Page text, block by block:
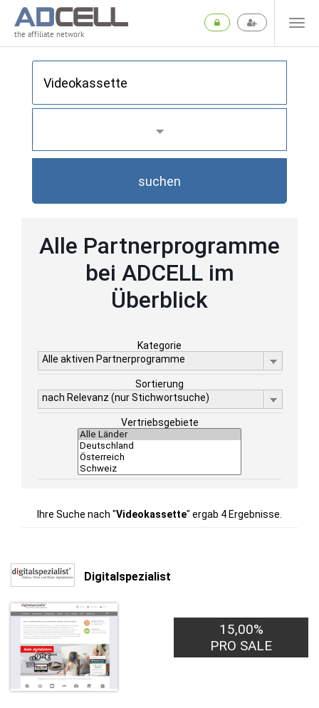
the affiliate network
suchen
Alle Partnerprogramme
bei ADCELL im
Überblick
Kategorie
Alle aktiven Partnerprogramme
Sortierung
nach Relevanz (nur Stichwortsuche)
Vertriebsgebiete
Ihre Suche nach "Videokassette" ergab 4 Ergebnisse.
Digitalspezialist
15,00%
PRO SALE